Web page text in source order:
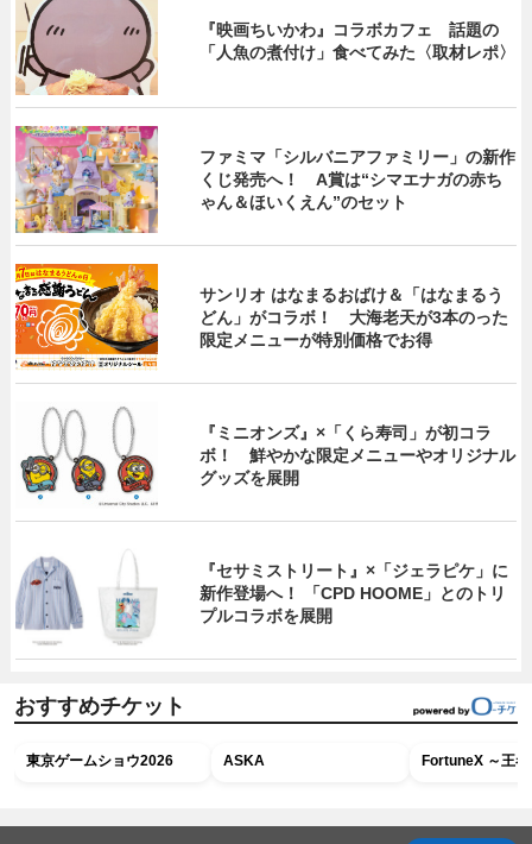
『映画ちいかわ』コラボカフェ 話題の
「人魚の煮付け」食べてみた〈取材レポ〉
ファミマ「シルバニアファミリー」の新作
くじ発売へ！ A賞は“シマエナガの赤ち
ゃん＆ほいくえん”のセット
サンリオ はなまるおばけ＆「はなまるう
どん」がコラボ！ 大海老天が3本のった
限定メニューが特別価格でお得
『ミニオンズ』×「くら寿司」が初コラ
ボ！ 鮮やかな限定メニューやオリジナル
グッズを展開
『セサミストリート』×「ジェラピケ」に
新作登場へ！ 「CPD HOOME」とのトリ
プルコラボを展開
おすすめチケット
東京ゲームショウ2026 ASKA FortuneX ～王